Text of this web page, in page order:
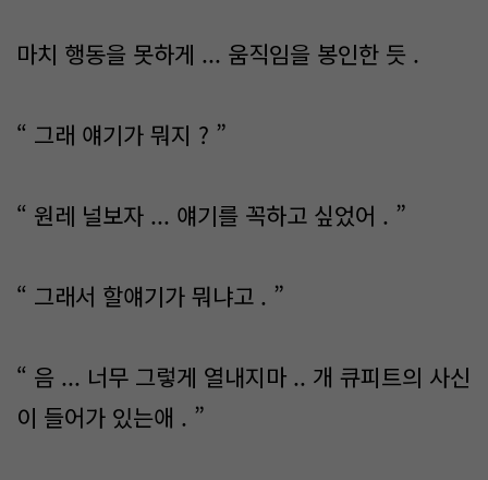
마치 행동을 못하게 ... 움직임을 봉인한 듯 .
“ 그래 얘기가 뭐지 ? ”
“ 원레 널보자 ... 얘기를 꼭하고 싶었어 . ”
“ 그래서 할얘기가 뭐냐고 . ”
“ 음 ... 너무 그렇게 열내지마 .. 개 큐피트의 사신
이 들어가 있는애 . ”